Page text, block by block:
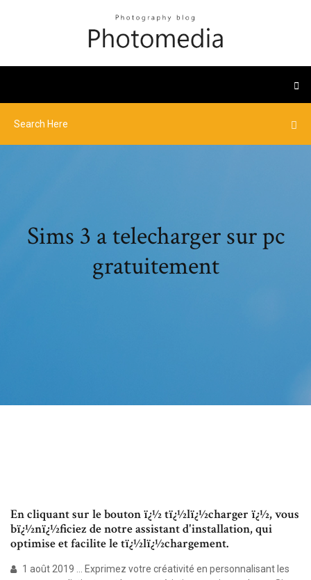
Sims 3 a telecharger sur pc
gratuitement
En cliquant sur le bouton ï¿½ tï¿½lï¿½charger ï¿½, vous
bï¿½nï¿½ficiez de notre assistant d'installation, qui
optimise et facilite le tï¿½lï¿½chargement.
1 août 2019 ... Exprimez votre créativité en personnalisant les